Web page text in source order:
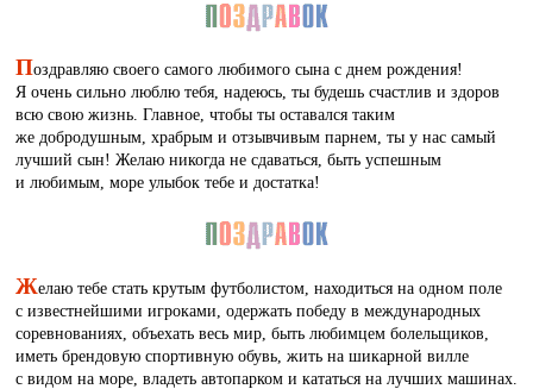
Поздравляю своего самого любимого сына с днем рождения!
Я очень сильно люблю тебя, надеюсь, ты будешь счастлив и здоров
всю свою жизнь. Главное, чтобы ты оставался таким
же добродушным, храбрым и отзывчивым парнем, ты у нас самый
лучший сын! Желаю никогда не сдаваться, быть успешным
и любимым, море улыбок тебе и достатка!
Желаю тебе стать крутым футболистом, находиться на одном поле
с известнейшими игроками, одержать победу в международных
соревнованиях, объехать весь мир, быть любимцем болельщиков,
иметь брендовую спортивную обувь, жить на шикарной вилле
с видом на море, владеть автопарком и кататься на лучших машинах.